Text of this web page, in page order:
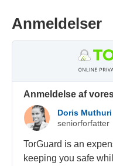
Anmeldelser
Anmeldelse af
Doris Muthuri
seniorforfatter
TorGuard is an
keeping you safe